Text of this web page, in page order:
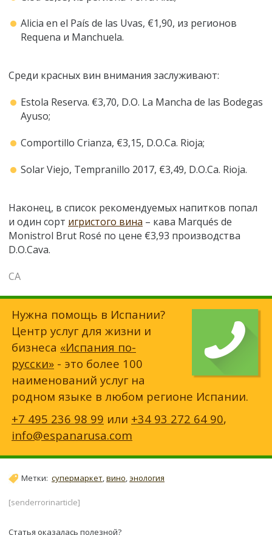
Alicia en el País de las Uvas, €1,90, из регионов
Requena и Manchuela.
Среди красных вин внимания заслуживают:
Estola Reserva. €3,70, D.O. La Mancha de las Bodegas
Ayuso;
Comportillo Crianza, €3,15, D.O.Ca. Rioja;
Solar Viejo, Tempranillo 2017, €3,49, D.O.Ca. Rioja.
Наконец, в список рекомендуемых напитков попал
и один сорт игристого вина – кава Marqués de
Monistrol Brut Rosé по цене €3,93 производства
D.O.Cava.
СА
Нужна помощь в Испании?
Центр услуг для жизни и
бизнеса «Испания по-
русски» - это более 100
наименований услуг на
родном языке в любом регионе Испании.
+7 495 236 98 99 или +34 93 272 64 90,
info@espanarusa.com
Метки: супермаркет,вино, энология
[senderrorinarticle]
Статья оказалась полезной?